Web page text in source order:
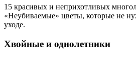
15 красивых и неприхотливых
«Неубиваемые» цветы, которые не
уходе.
Хвойные и однолетники